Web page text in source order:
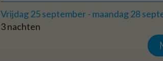
Vrijdag 25 september- maandag 28
3 nachten